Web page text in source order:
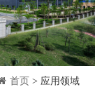
首页 > 应用领域